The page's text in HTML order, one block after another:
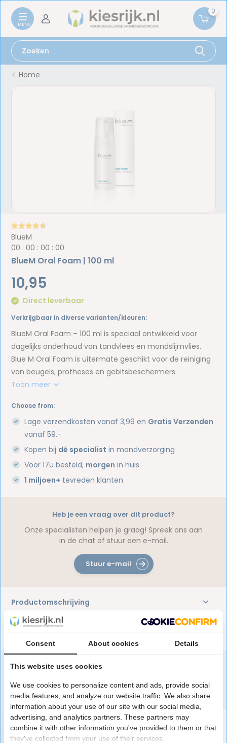
0
Home
BlueM
00 :00 :00 :00
BlueM Oral Foam | 100 ml
10,95
Direct leverbaar
Verkrijgbaar in diverse varianten/kleuren:
BlueM Oral Foam – 100 ml is speciaal ontwikkeld voor
dagelijks onderhoud van tandvlees en mondslijmvlies.
Blue M Oral Foam is uitermate geschikt voor de reiniging
van beugels, protheses en gebitsbeschermers.
Toon meer
Choose from:
Lage verzendkosten vanaf 3,99 en Gratis Verzenden
vanaf 59.-
Kopen bij dé specialist in mondverzorging
Voor 17u besteld, morgen in huis
1 miljoen+ tevreden klanten
Productomschrijving
Reviews
Heb je een vraag over dit product?
Onze specialisten helpen je graag! Spreek ons aan
in de chat of stuur een e-mail.
Stuur e-mail
Speciaal aanbevolen voor jou
Consent About cookies Details
This website uses cookies
We use cookies to personalize content and ads, provide social
media features, and analyze our website traffic. We also share
information about your use of our site with our social media,
advertising, and analytics partners. These partners may
combine it with other information you've provided to them or that
they've collected from your use of their services.